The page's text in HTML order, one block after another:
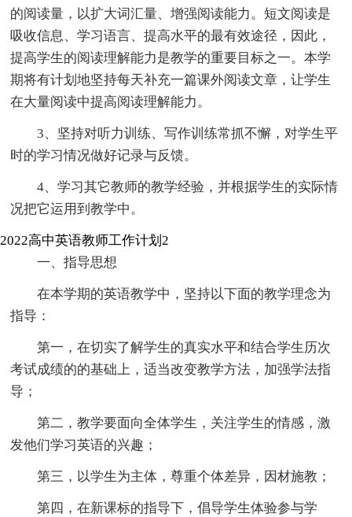
的阅读量，以扩大词汇量、增强阅读能力。短文阅读是
吸收信息、学习语言、提高水平的最有效途径，因此，
提高学生的阅读理解能力是教学的重要目标之一。本学
期将有计划地坚持每天补充一篇课外阅读文章，让学生
在大量阅读中提高阅读理解能力。
3、坚持对听力训练、写作训练常抓不懈，对学生平
时的学习情况做好记录与反馈。
4、学习其它教师的教学经验，并根据学生的实际情
况把它运用到教学中。
2022高中英语教师工作计划2
一、指导思想
在本学期的英语教学中，坚持以下面的教学理念为
指导：
第一，在切实了解学生的真实水平和结合学生历次
考试成绩的的基础上，适当改变教学方法，加强学法指
导；
第二，教学要面向全体学生，关注学生的情感，激
发他们学习英语的兴趣；
第三，以学生为主体，尊重个体差异，因材施教；
第四，在新课标的指导下，倡导学生体验参与学